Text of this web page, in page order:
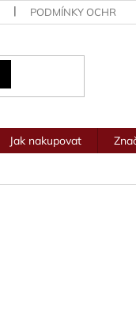
PODMÍNKY
Jak nakupovat